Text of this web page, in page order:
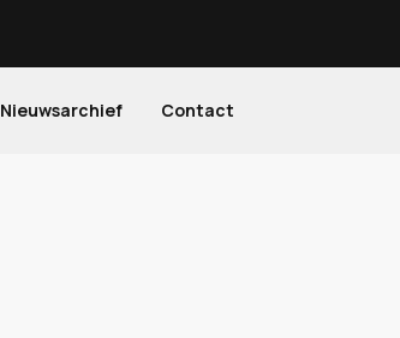
Nieuwsarchief Contact